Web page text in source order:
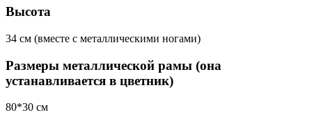
Высота
34 см (вместе с металлическими ногами)
Размеры металлической рамы (она
устанавливается в цветник)
80*30 см